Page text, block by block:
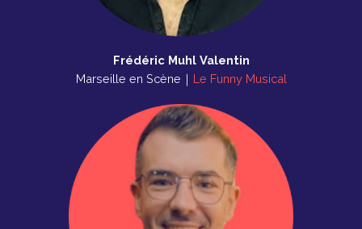
Frédéric Muhl Valentin
Marseille en Scène｜
Le Funny Musical